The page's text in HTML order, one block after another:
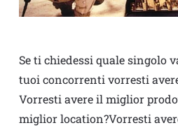
Se ti chiedessi quale singolo
tuoi concorrenti vorresti
Vorresti avere il miglior
miglior location?Vorresti